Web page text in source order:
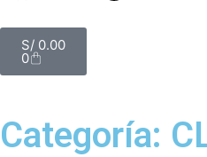
S/ 0.00
0
Categoría: